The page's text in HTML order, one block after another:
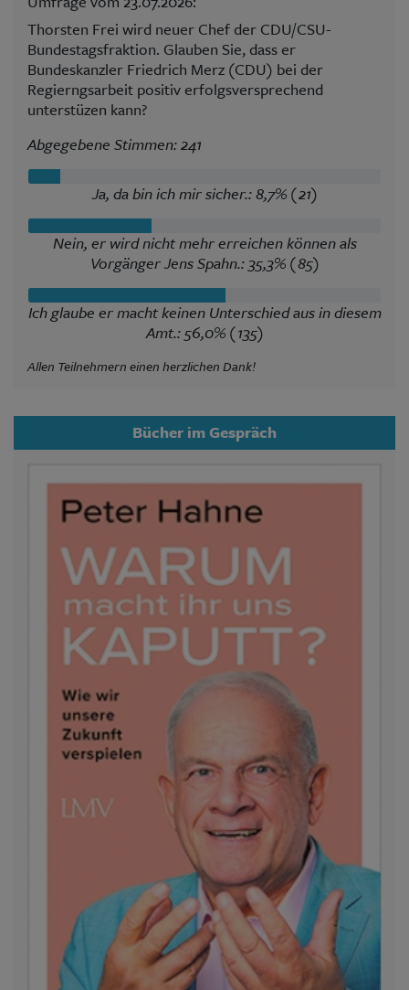
Thorsten Frei wird neuer Chef der CDU/CSU-
Bundestagsfraktion. Glauben Sie, dass er
Bundeskanzler Friedrich Merz (CDU) bei der
Regierngsarbeit positiv erfolgsversprechend
unterstüzen kann?
Abgegebene Stimmen: 241
Ja, da bin ich mir sicher.: 8,7% (21)
Nein, er wird nicht mehr erreichen können als
Vorgänger Jens Spahn.: 35,3% (85)
Ich glaube er macht keinen Unterschied aus in diesem
Amt.: 56,0% (135)
Allen Teilnehmern einen herzlichen Dank!
Bücher im Gespräch